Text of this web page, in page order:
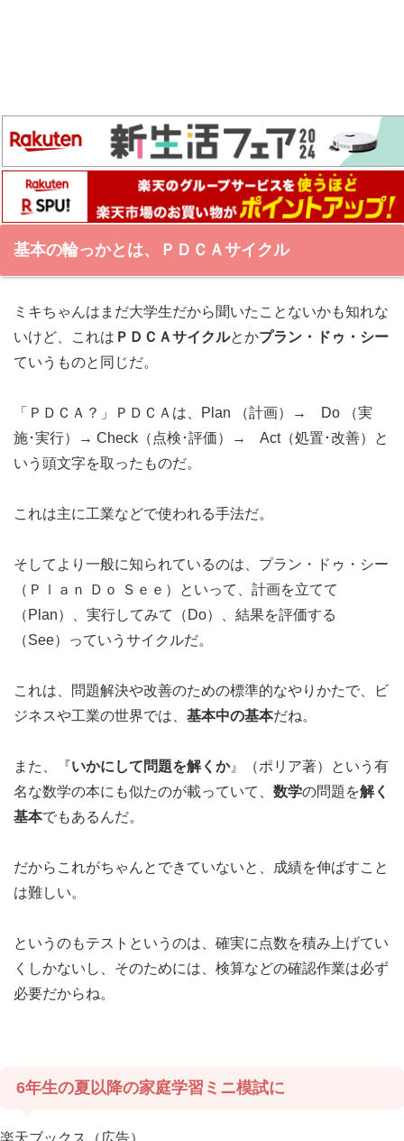
基本の輪っかとは、ＰＤＣＡサイクル
ミキちゃんはまだ大学生だから聞いたことないかも知れな
いけど、これは ＰＤＣＡサイクルとかプラン・ドゥ・シー
ていうものと同じだ。
「ＰＤＣＡ？」ＰＤＣＡは、Plan （計画）→ Do （実
施･実行）→ Check（点検･評価）→ Act（処置･改善）と
いう頭文字を取ったものだ。
これは主に工業などで使われる手法だ。
そしてより一般に知られているのは、プラン・ドゥ・シー
（Ｐｌａｎ Ｄｏ Ｓｅｅ）といって、計画を立てて
（Plan）、実行してみて（Do）、結果を評価する
（See）っていうサイクルだ。
これは、問題解決や改善のための標準的なやりかたで、ビ
ジネスや工業の世界では、 基本中の基本だね。
また、『いかにして問題を解くか』（ポリア著）という有
名な数学の本にも似たのが載っていて、 数学の問題を解く
基本でもあるんだ。
だからこれがちゃんとできていないと、成績を伸ばすこと
は難しい。
というのもテストというのは、確実に点数を積み上げてい
くしかないし、そのためには、検算などの確認作業は必ず
必要だからね。
6年生の夏以降の家庭学習ミニ模試に
楽天ブックス（広告）